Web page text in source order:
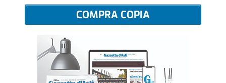
COMPRA COPIA